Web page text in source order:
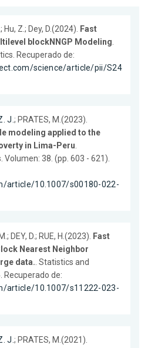
; Hu, Z.; Dey, D.(2024). Fast
blockNNGP Modeling.
Recuperado de:
science/article/pii/S24
J.; PRATES, M.(2023).
modeling applied to the
in Lima-Peru.
38. (pp. 603 - 621).
article/10.1007/s00180-022-
DEY, D.; RUE, H.(2023). Fast
Nearest Neighbor
data.. Statistics and
Recuperado de:
article/10.1007/s11222-023-
J.; PRATES, M.(2021).